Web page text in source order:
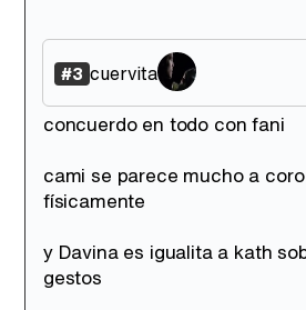
#3 cuervita
concuerdo en todo con fani
cami se parece mucho a
físicamente
y Davina es igualita a kath
gestos